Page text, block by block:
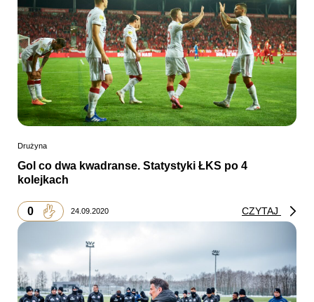
Drużyna
Gol co dwa kwadranse. Statystyki ŁKS po 4
kolejkach
0 24.09.2020 CZYTAJ